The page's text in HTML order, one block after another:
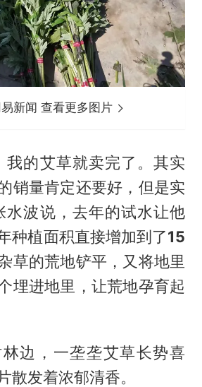
新闻 查看更多图片
我的艾草就卖完了。其实
销量肯定还要好，但是实
水波说，去年的试水让他
种植面积直接增加到了15
草的荒地铲平，又将地里
埋进地里，让荒地孕育起
边，一垄垄艾草长势喜
散发着浓郁清香。